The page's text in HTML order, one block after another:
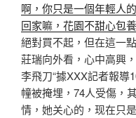
啊，你只是一個年輕人
回家嘛，花園不甜心包
絕對買不起，但在這一
莊瑞向外看，心中高興
李飛刀“據XXX記者報導
幢被掩埋，74人受傷，
情，她关心的，现在只